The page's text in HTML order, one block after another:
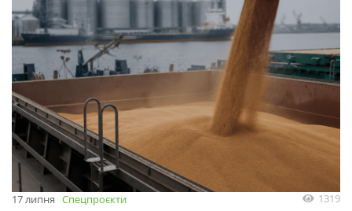
17 липня Спецпроєкти 1319